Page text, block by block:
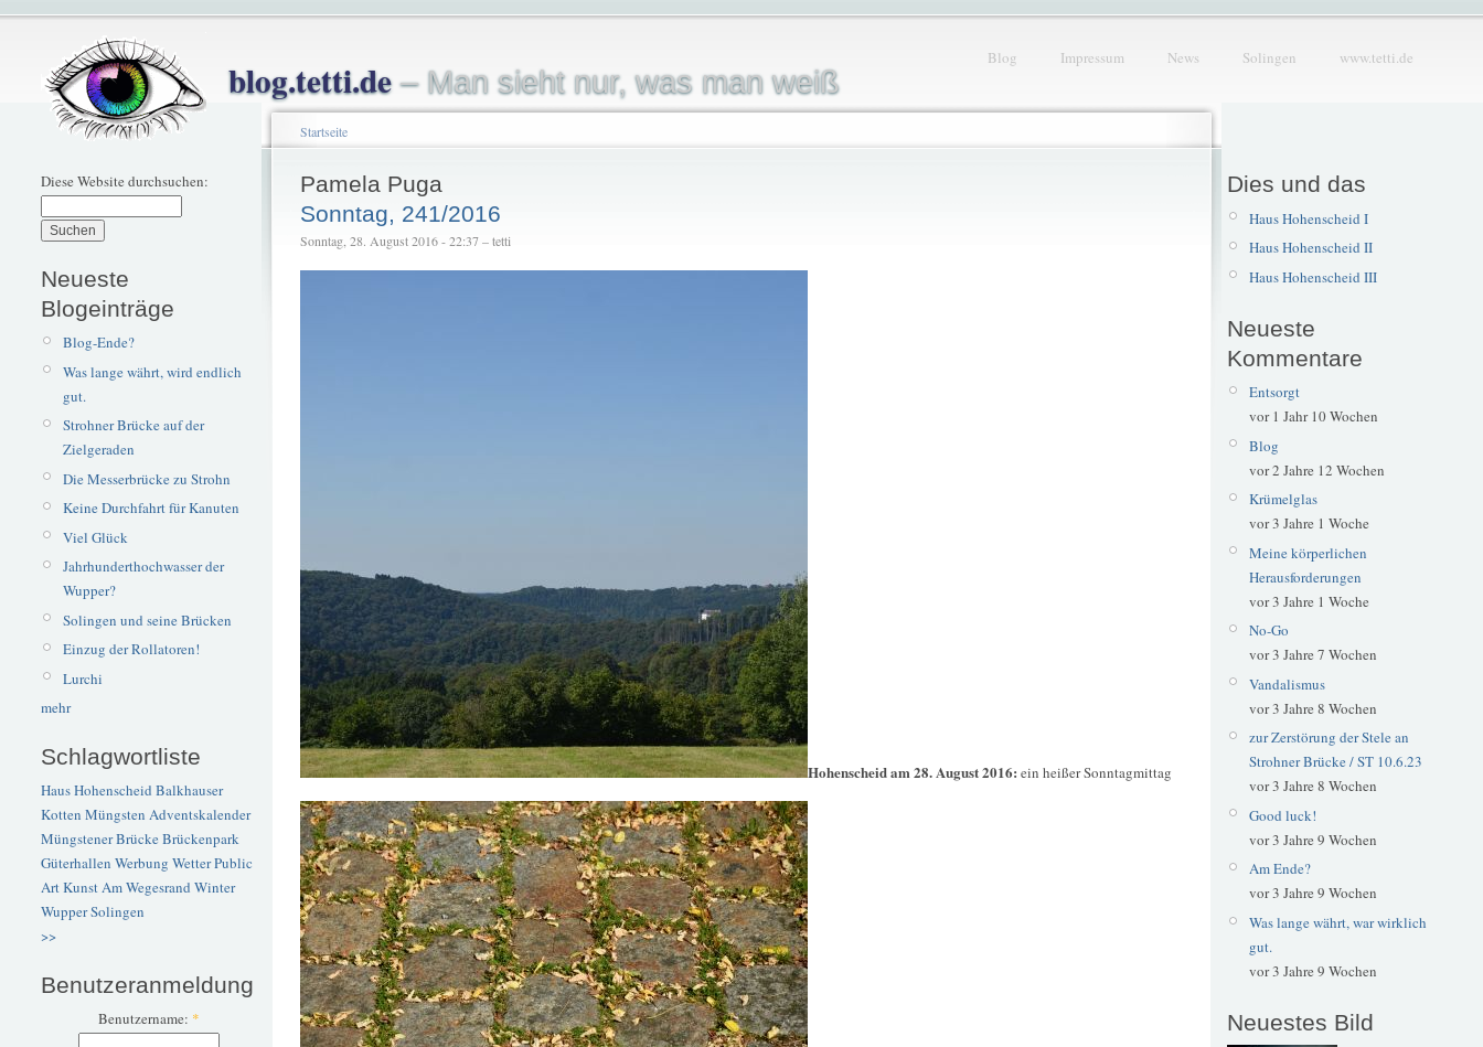
blog.tetti.de– Man sieht nur, was man weiß
Blog Impressum News Solingen www.tetti.de
Diese Website durchsuchen:
Neueste
Blogeinträge
Blog-Ende?
Was lange währt, wird endlich
gut.
Strohner Brücke auf der
Zielgeraden
Die Messerbrücke zu Strohn
Keine Durchfahrt für Kanuten
Viel Glück
Jahrhunderthochwasser der
Wupper?
Solingen und seine Brücken
Einzug der Rollatoren!
Lurchi
mehr
Schlagwortliste
Haus Hohenscheid Balkhauser
Kotten Müngsten Adventskalender
Müngstener BrückeBrückenpark
Güterhallen Werbung WetterPublic
ArtKunstAm Wegesrand Winter
WupperSolingen
>>
Benutzeranmeldung
Benutzername: *
Startseite
Pamela Puga
Sonntag, 241/2016
Sonntag, 28. August 2016 - 22:37 – tetti
Hohenscheid am 28. August 2016: ein heißer Sonntagmittag
Dies und das
Haus Hohenscheid I
Haus Hohenscheid II
Haus Hohenscheid III
Neueste
Kommentare
Entsorgt
vor 1 Jahr 10 Wochen
Blog
vor 2 Jahre 12 Wochen
Krümelglas
vor 3 Jahre 1 Woche
Meine körperlichen
Herausforderungen
vor 3 Jahre 1 Woche
No-Go
vor 3 Jahre 7 Wochen
Vandalismus
vor 3 Jahre 8 Wochen
zur Zerstörung der Stele an
Strohner Brücke / ST 10.6.23
vor 3 Jahre 8 Wochen
Good luck!
vor 3 Jahre 9 Wochen
Am Ende?
vor 3 Jahre 9 Wochen
Was lange währt, war wirklich
gut.
vor 3 Jahre 9 Wochen
Neuestes Bild